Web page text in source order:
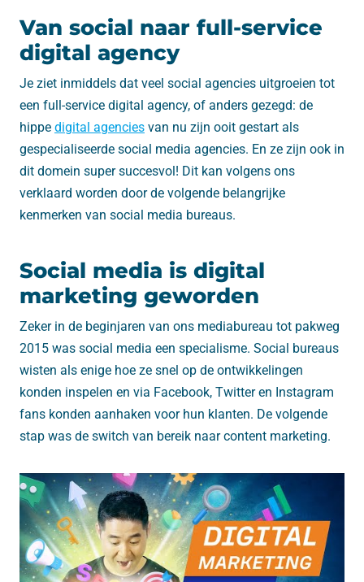
Van social naar full-service
digital agency
Je ziet inmiddels dat veel social agencies uitgroeien tot
een full-service digital agency, of anders gezegd: de
hippe digital agencies van nu zijn ooit gestart als
gespecialiseerde social media agencies. En ze zijn ook in
dit domein super succesvol! Dit kan volgens ons
verklaard worden door de volgende belangrijke
kenmerken van social media bureaus.
Social media is digital
marketing geworden
Zeker in de beginjaren van ons mediabureau tot pakweg
2015 was social media een specialisme. Social bureaus
wisten als enige hoe ze snel op de ontwikkelingen
konden inspelen en via Facebook, Twitter en Instagram
fans konden aanhaken voor hun klanten. De volgende
stap was de switch van bereik naar content marketing.